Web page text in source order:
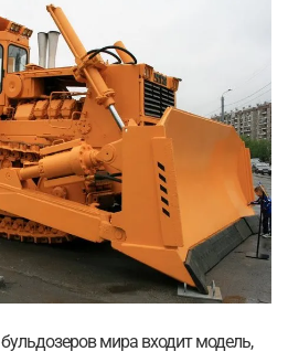
мира входит модель,